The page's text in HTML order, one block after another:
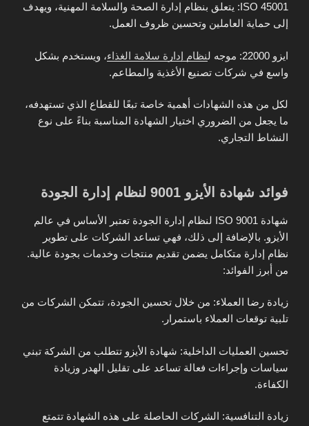
ISO 45001: يتعلق بنظام إدارة الصحة والسلامة المهنية، ويهدف
إلى حماية العاملين وتحسين ظروف العمل.
ايزو 22000: موجه ل نظام إدارة سلامة الغذاء، ويستخدم بشكل
واسع في شركات تصنيع الأغذية والمطاعم.
لكل من هذه الشهادات أهمية خاصة تبعًا للقطاع الذي تستهدفه،
ما يجعل من الضروري اختيار الشهادة المناسبة بناءً على نوع
النشاط التجاري.
فوائد شهادة الأيزو 9001 لنظام إدارة الجودة
شهادة ISO 9001 لنظام إدارة الجودة تعتبر الأساس في عالم
الأيزو. بالإضافة إلى ذلك، فهي تساعد الشركات على تطوير
نظام إدارة متكامل يضمن تقديم منتجات وخدمات بجودة عالية.
من أبرز الفوائد:
زيادة رضا العملاء: من خلال تحسين الجودة، تتمكن الشركات من
تلبية توقعات العملاء باستمرار.
تحسين العمليات الداخلية: شهادة الأيزو تتطلب من الشركة تبني
سياسات وإجراءات فعالة تساعد على تقليل الهدر وزيادة
الكفاءة.
زيادة التنافسية: الشركات الحاصلة على هذه الشهادة تتمتع